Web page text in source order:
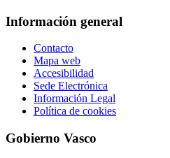
Información general
Contacto
Mapa web
Accesibilidad
Sede Electrónica
Información Legal
Política de cookies
Gobierno Vasco